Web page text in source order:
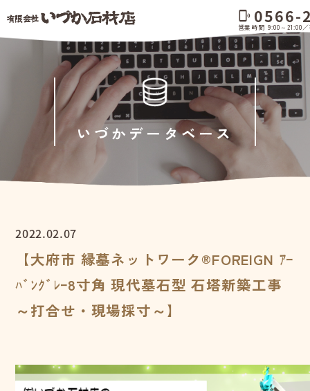
いづかデータベース
2022.02.07
【大府市 縁墓ネットワーク®FOREIGN ｱｰ
ﾊﾞﾝｸﾞﾚｰ8寸角 現代墓石型 石塔新築工事
～打合せ・現場採寸～】
phonelink_ring 0566-
営業時間 9:00～21:00